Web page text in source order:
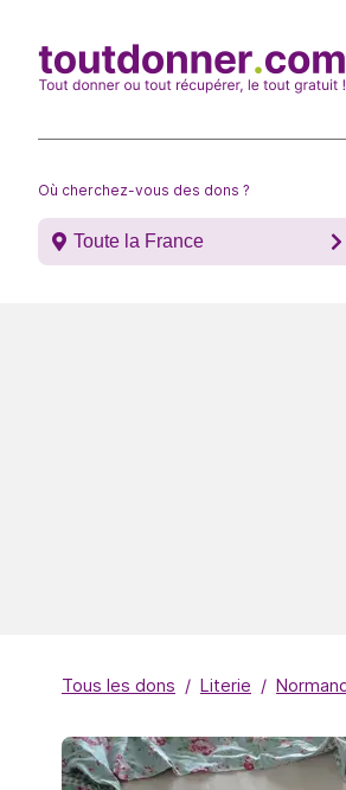
Où cherchez-vous des dons ?
Toute la France
Tous les dons Literie